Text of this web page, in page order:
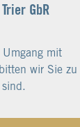
GbR
Umgang mit
wir Sie zu